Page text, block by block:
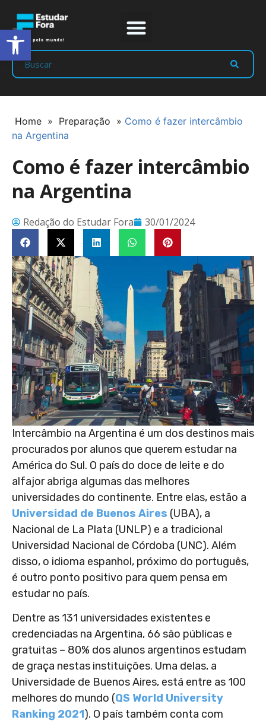
Home » Preparação » Como é fazer intercâmbio
na Argentina
Como é fazer intercâmbio
na Argentina
Redação do Estudar Fora 30/01/2024
Intercâmbio na Argentina é um dos destinos mais
procurados por alunos que querem estudar na
América do Sul. O país do doce de leite e do
alfajor abriga algumas das melhores
universidades do continente. Entre elas, estão a
Universidad de Buenos Aires (UBA), a
Nacional de La Plata (UNLP) e a tradicional
Universidad Nacional de Córdoba (UNC). Além
disso, o idioma espanhol, próximo do português,
é outro ponto positivo para quem pensa em
estudar no país.
Dentre as 131 universidades existentes e
credenciadas na Argentina, 66 são públicas e
gratuitas – 80% dos alunos argentinos estudam
de graça nestas instituições. Uma delas, a
Universidade de Buenos Aires, está entre as 100
melhores do mundo (QS World University
Ranking 2021). O país também conta com
Abrir a barra de ferramentas